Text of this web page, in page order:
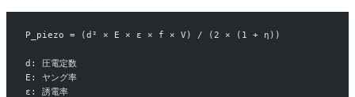
P_piezo = (d² × E × ε × f × V) / (2 × (1 + η))
d: 圧電定数
E: ヤング率
ε: 誘電率